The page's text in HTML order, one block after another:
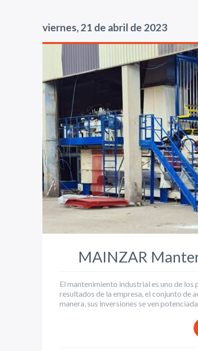
viernes, 21 de abril de 2023
MAINZAR
El mantenimiento industrial es uno de
resultados de la empresa, el conjunto de
manera, sus inversiones se ven